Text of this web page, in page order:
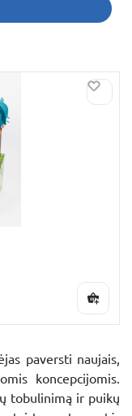
paversti naujais,
koncepcijomis.
tobulinimą ir puikų